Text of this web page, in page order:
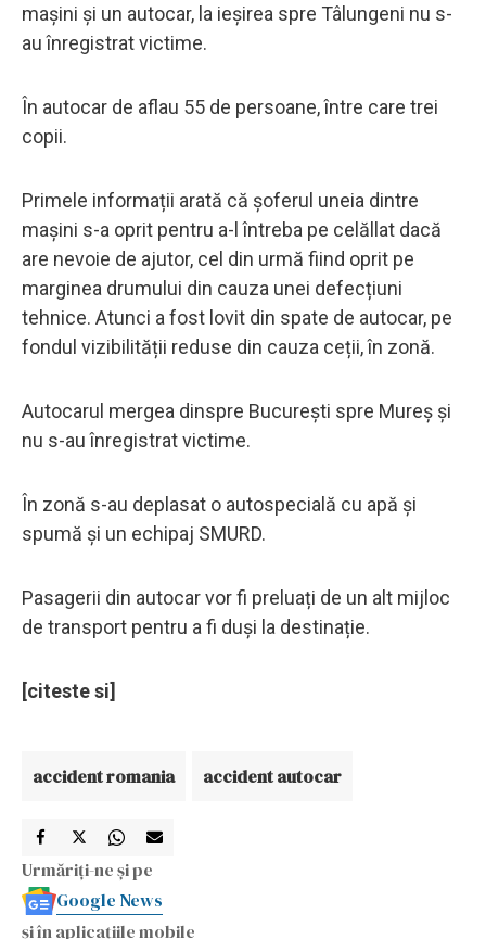
mașini și un autocar, la ieșirea spre Tâlungeni nu s-
au înregistrat victime.
În autocar de aflau 55 de persoane, între care trei
copii.
Primele informații arată că șoferul uneia dintre
mașini s-a oprit pentru a-l întreba pe celăllat dacă
are nevoie de ajutor, cel din urmă fiind oprit pe
marginea drumului din cauza unei defecțiuni
tehnice. Atunci a fost lovit din spate de autocar, pe
fondul vizibilității reduse din cauza ceții, în zonă.
Autocarul mergea dinspre București spre Mureș și
nu s-au înregistrat victime.
În zonă s-au deplasat o autospecială cu apă și
spumă și un echipaj SMURD.
Pasagerii din autocar vor fi preluați de un alt mijloc
de transport pentru a fi duși la destinație.
[citeste si]
accident romania accident autocar
Urmăriți-ne și pe
Google News
și în aplicațiile mobile